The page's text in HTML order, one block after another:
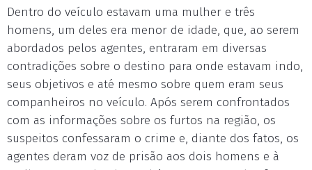
Dentro do veículo estavam uma mulher e três
homens, um deles era menor de idade, que, ao serem
abordados pelos agentes, entraram em diversas
contradições sobre o destino para onde estavam indo,
seus objetivos e até mesmo sobre quem eram seus
companheiros no veículo. Após serem confrontados
com as informações sobre os furtos na região, os
suspeitos confessaram o crime e, diante dos fatos, os
agentes deram voz de prisão aos dois homens e à